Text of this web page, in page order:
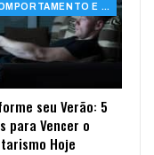
COMPORTAMENTO E SAÚDE
seu Verão: 5
para Vencer o
Hoje